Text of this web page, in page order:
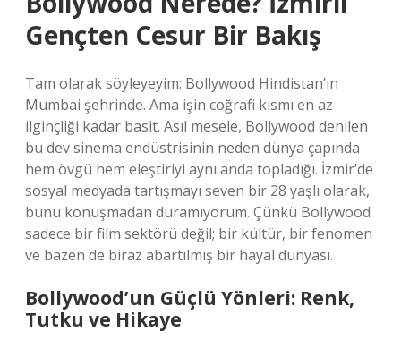
Gençten Cesur Bir Bakış
Tam olarak söyleyeyim: Bollywood Hindistan’ın
Mumbai şehrinde. Ama işin coğrafi kısmı en az
ilginçliği kadar basit. Asıl mesele, Bollywood denilen
bu dev sinema endüstrisinin neden dünya çapında
hem övgü hem eleştiriyi aynı anda topladığı. İzmir’de
sosyal medyada tartışmayı seven bir 28 yaşlı olarak,
bunu konuşmadan duramıyorum. Çünkü Bollywood
sadece bir film sektörü değil; bir kültür, bir fenomen
ve bazen de biraz abartılmış bir hayal dünyası.
Bollywood’un Güçlü Yönleri: Renk,
Tutku ve Hikaye